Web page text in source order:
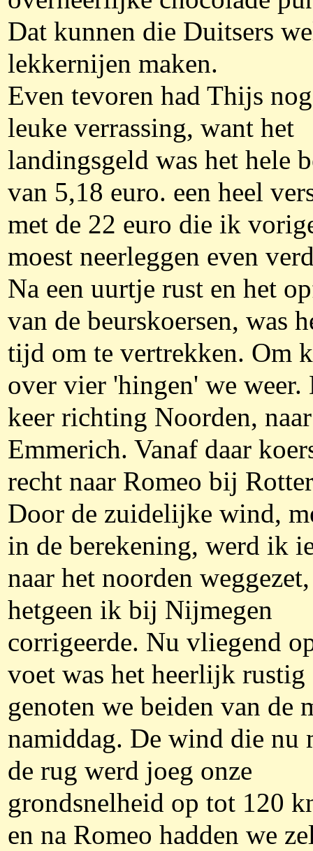
Dat kunnen die Duitsers
lekkernijen maken.
Even tevoren had Thijs
leuke verrassing, want het
landingsgeld was het hele
van 5,18 euro. een heel
met de 22 euro die ik
moest neerleggen even
Na een uurtje rust en het
van de beurskoersen, was
tijd om te vertrekken. Om
over vier 'hingen' we weer.
keer richting Noorden, naar
Emmerich. Vanaf daar
recht naar Romeo bij
Door de zuidelijke wind,
in de berekening, werd ik
naar het noorden weggezet,
hetgeen ik bij Nijmegen
corrigeerde. Nu vliegend
voet was het heerlijk rustig
genoten we beiden van de
namiddag. De wind die nu
de rug werd joeg onze
grondsnelheid op tot 120
en na Romeo hadden we